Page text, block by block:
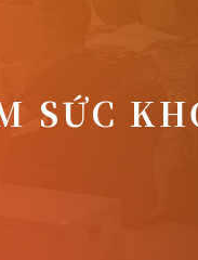
SỨC